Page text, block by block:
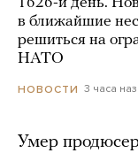
1626-й день.
в ближайшие
решиться на
НАТО
НОВОСТИ 3 часа
Умер